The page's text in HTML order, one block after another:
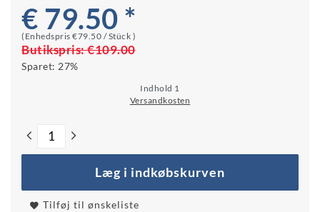
€ 79.50 *
(Enhedspris €79.50 / Stück )
Butikspris:€109.00
Sparet: 27%
Indhold 1
Versandkosten
Læg i indkøbskurven
Tilføj til ønskeliste